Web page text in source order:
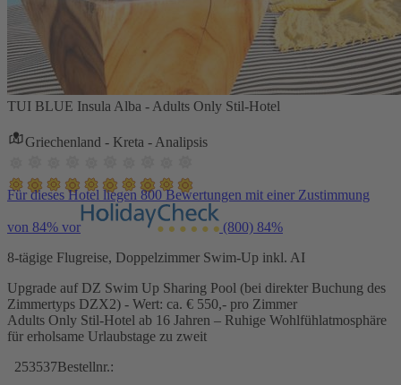
TUI BLUE Insula Alba - Adults Only Stil-Hotel
Griechenland - Kreta - Analipsis
Für dieses Hotel liegen 800 Bewertungen mit einer Zustimmung
von 84% vor (800) 84%
8-tägige Flugreise, Doppelzimmer Swim-Up inkl. AI
Upgrade auf DZ Swim Up Sharing Pool (bei direkter Buchung des
Zimmertyps DZX2) - Wert: ca. € 550,- pro Zimmer
Adults Only Stil-Hotel ab 16 Jahren – Ruhige Wohlfühlatmosphäre
für erholsame Urlaubstage zu zweit
253537Bestellnr.: